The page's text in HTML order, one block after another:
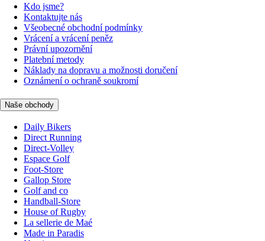
Kdo jsme?
Kontaktujte nás
Všeobecné obchodní podmínky
Vrácení a vrácení peněz
Právní upozornění
Platební metody
Náklady na dopravu a možnosti doručení
Oznámení o ochraně soukromí
Naše obchody
Daily Bikers
Direct Running
Direct-Volley
Espace Golf
Foot-Store
Gallop Store
Golf and co
Handball-Store
House of Rugby
La sellerie de Maé
Made in Paradis